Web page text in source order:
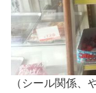
（シール関係、